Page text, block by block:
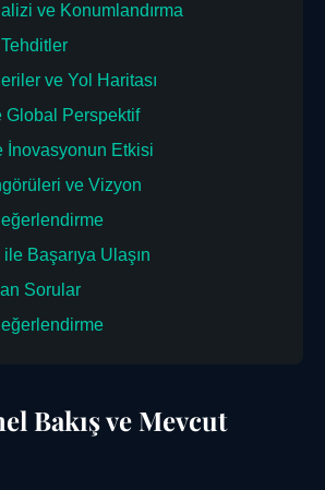
ve Konumlandırma
ve Yol Haritası
Global Perspektif
İnovasyonun Etkisi
ve Vizyon
Başarıya Ulaşın
Sorular
Bakış ve Mevcut